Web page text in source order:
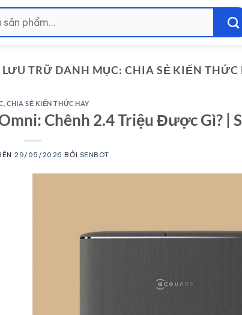
LƯU TRỮ DANH MỤC:CHIA SẺ KIẾN THỨC
,CHIA SẺ KIẾN THỨC HAY
Chênh 2.4 Triệu Được Gì? |
29/05/2026 BỞI SENBOT